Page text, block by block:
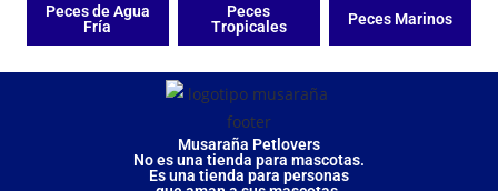
Peces de Agua
Fría
Peces
Tropicales
Peces Marinos
Musaraña Petlovers
No es una tienda para mascotas.
Es una tienda para personas